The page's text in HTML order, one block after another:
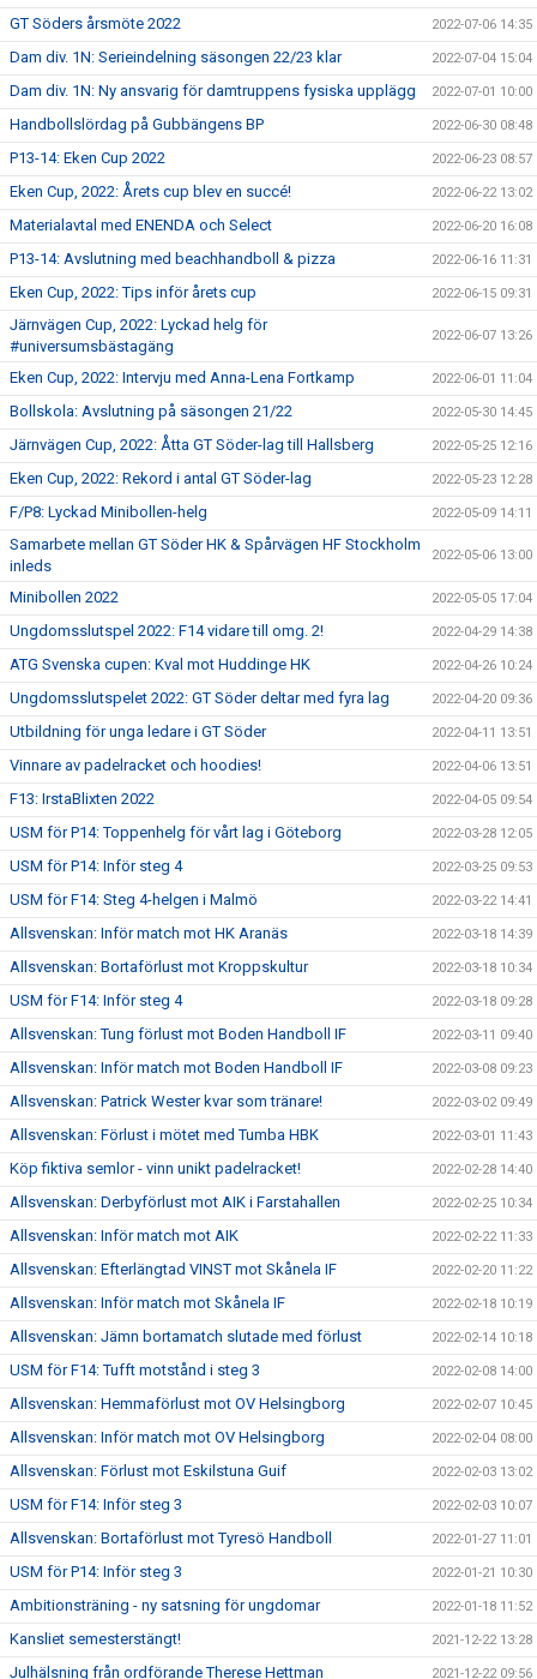
GT Söders årsmöte 2022 2022-07-06 14:35
Dam div. 1N: Serieindelning säsongen 22/23 klar 2022-07-04 15:04
Dam div. 1N: Ny ansvarig för damtruppens fysiska upplägg 2022-07-01 10:00
Handbollslördag på Gubbängens BP 2022-06-30 08:48
P13-14: Eken Cup 2022 2022-06-23 08:57
Eken Cup, 2022: Årets cup blev en succé! 2022-06-22 13:02
Materialavtal med ENENDA och Select 2022-06-20 16:08
P13-14: Avslutning med beachhandboll & pizza 2022-06-16 11:31
Eken Cup, 2022: Tips inför årets cup 2022-06-15 09:31
Järnvägen Cup, 2022: Lyckad helg för
#universumsbästagäng
2022-06-07 13:26
Eken Cup, 2022: Intervju med Anna-Lena Fortkamp 2022-06-01 11:04
Bollskola: Avslutning på säsongen 21/22 2022-05-30 14:45
Järnvägen Cup, 2022: Åtta GT Söder-lag till Hallsberg 2022-05-25 12:16
Eken Cup, 2022: Rekord i antal GT Söder-lag 2022-05-23 12:28
F/P8: Lyckad Minibollen-helg 2022-05-09 14:11
Samarbete mellan GT Söder HK & Spårvägen HF Stockholm
inleds
2022-05-06 13:00
Minibollen 2022 2022-05-05 17:04
Ungdomsslutspel 2022: F14 vidare till omg. 2! 2022-04-29 14:38
ATG Svenska cupen: Kval mot Huddinge HK 2022-04-26 10:24
Ungdomsslutspelet 2022: GT Söder deltar med fyra lag 2022-04-20 09:36
Utbildning för unga ledare i GT Söder 2022-04-11 13:51
Vinnare av padelracket och hoodies! 2022-04-06 13:51
F13: IrstaBlixten 2022 2022-04-05 09:54
USM för P14: Toppenhelg för vårt lag i Göteborg 2022-03-28 12:05
USM för P14: Inför steg 4 2022-03-25 09:53
USM för F14: Steg 4-helgen i Malmö 2022-03-22 14:41
Allsvenskan: Inför match mot HK Aranäs 2022-03-18 14:39
Allsvenskan: Bortaförlust mot Kroppskultur 2022-03-18 10:34
USM för F14: Inför steg 4 2022-03-18 09:28
Allsvenskan: Tung förlust mot Boden Handboll IF 2022-03-11 09:40
Allsvenskan: Inför match mot Boden Handboll IF 2022-03-08 09:23
Allsvenskan: Patrick Wester kvar som tränare! 2022-03-02 09:49
Allsvenskan: Förlust i mötet med Tumba HBK 2022-03-01 11:43
Köp fiktiva semlor - vinn unikt padelracket! 2022-02-28 14:40
Allsvenskan: Derbyförlust mot AIK i Farstahallen 2022-02-25 10:34
Allsvenskan: Inför match mot AIK 2022-02-22 11:33
Allsvenskan: Efterlängtad VINST mot Skånela IF 2022-02-20 11:22
Allsvenskan: Inför match mot Skånela IF 2022-02-18 10:19
Allsvenskan: Jämn bortamatch slutade med förlust 2022-02-14 10:18
USM för F14: Tufft motstånd i steg 3 2022-02-08 14:00
Allsvenskan: Hemmaförlust mot OV Helsingborg 2022-02-07 10:45
Allsvenskan: Inför match mot OV Helsingborg 2022-02-04 08:00
Allsvenskan: Förlust mot Eskilstuna Guif 2022-02-03 13:02
USM för F14: Inför steg 3 2022-02-03 10:07
Allsvenskan: Bortaförlust mot Tyresö Handboll 2022-01-27 11:01
USM för P14: Inför steg 3 2022-01-21 10:30
Ambitionsträning - ny satsning för ungdomar 2022-01-18 11:52
Kansliet semesterstängt! 2021-12-22 13:28
Julhälsning från ordförande Therese Hettman 2021-12-22 09:56